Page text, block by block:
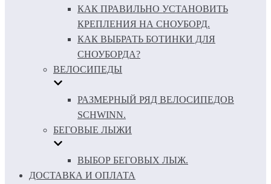
КАК ПРАВИЛЬНО УСТАНОВИТЬ
КРЕПЛЕНИЯ НА СНОУБОРД.
КАК ВЫБРАТЬ БОТИНКИ ДЛЯ
СНОУБОРДА?
ВЕЛОСИПЕДЫ
РАЗМЕРНЫЙ РЯД ВЕЛОСИПЕДОВ
SCHWINN.
БЕГОВЫЕ ЛЫЖИ
ВЫБОР БЕГОВЫХ ЛЫЖ.
ДОСТАВКА И ОПЛАТА